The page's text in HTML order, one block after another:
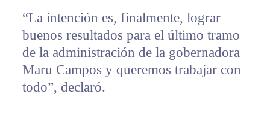
“La intención es, finalmente, lograr
buenos resultados para el último tramo
de la administración de la gobernadora
Maru Campos y queremos trabajar con
todo”, declaró.